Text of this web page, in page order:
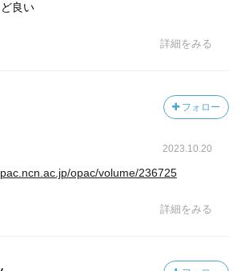
良い
詳細をみる
フォロー
2023.10.20
opac/volume/236725
詳細をみる